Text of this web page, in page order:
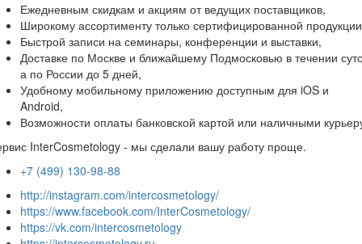
Ежедневным скидкам и акциям от ведущих поставщиков,
Широкому ассортименту только сертифицированной
Быстрой записи на семинары, конференции и выставки,
Доставке по Москве и ближайшему Подмосковью в течении
а по России до 5 дней,
Удобному мобильному приложению доступным для iOS и
Android,
Возможности оплаты банковской картой или наличными
InterCosmetology - мы сделали вашу работу проще.
+7 (499) 130-98-88
http://instagram.com/intercosmetology/
https://www.facebook.com/InterCosmetology/
https://vk.com/intercosmetology